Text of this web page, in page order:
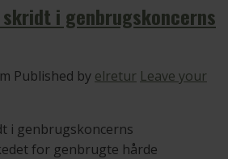
i genbrugskoncerns
Published by elretur Leave your
i genbrugskoncerns
for genbrugte hårde